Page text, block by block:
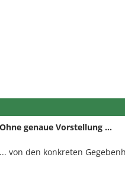
Ohne genaue Vorstellung ...
... von den konkreten